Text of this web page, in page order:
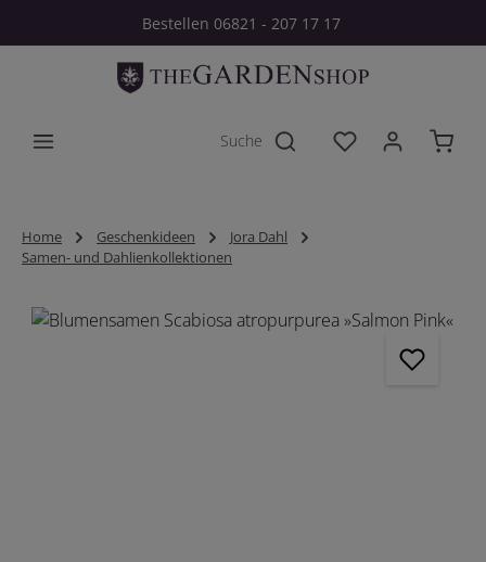
Zum Hauptinhalt springenBestellen 06821 - 207 17 17
Du hast 0
Home Geschenkideen
Jora Dahl
Samen- und Dahlienkollektionen
Bildergalerie überspringen